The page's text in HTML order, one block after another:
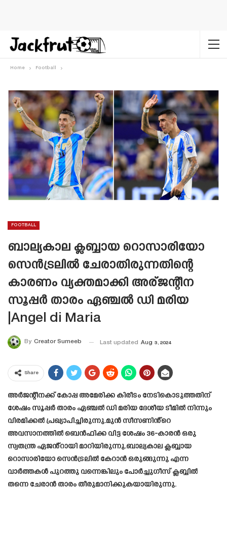
Home Football
FOOTBALL
ബാല്യകാല ക്ലബ്ബായ റൊസാരിയോ
സെൻട്രലിൽ ചേരാതിരുന്നതിന്റെ
കാരണം വ്യക്തമാക്കി അര്ജന്റീന
സൂപ്പർ താരം ഏഞ്ചൽ ഡി മരിയ
|Angel di Maria
By Creator Sumeeb Last updated Aug 3, 2024
Share
അർജന്റീനക്ക് കോപ്പ അമേരിക്ക കിരീടം നേടികൊടുത്തതിന്
ശേഷം സൂപ്പർ താരം ഏഞ്ചൽ ഡി മരിയ ദേശീയ ടീമിൽ നിന്നും
വിരമിക്കൽ പ്രഖ്യാപിച്ചിരുന്നു.മുൻ സീസണിൻ്റെ
അവസാനത്തിൽ ബെൻഫിക്ക വിട്ട ശേഷം 36-കാരൻ ഒരു
സ്വതന്ത്ര ഏജൻ്റായി മാറിയിരുന്നു.ബാല്യകാല ക്ലബ്ബായ
റൊസാരിയോ സെൻട്രലിൽ കേറാൻ ഒരുങ്ങുന്നു എന്ന
വാർത്തകൾ പുറത്തു വന്നെങ്കിലും പോർച്ചുഗീസ് ക്ലബ്ബിൽ
തന്നെ ചേരാൻ താരം തീരുമാനിക്കുകയായിരുന്നു.